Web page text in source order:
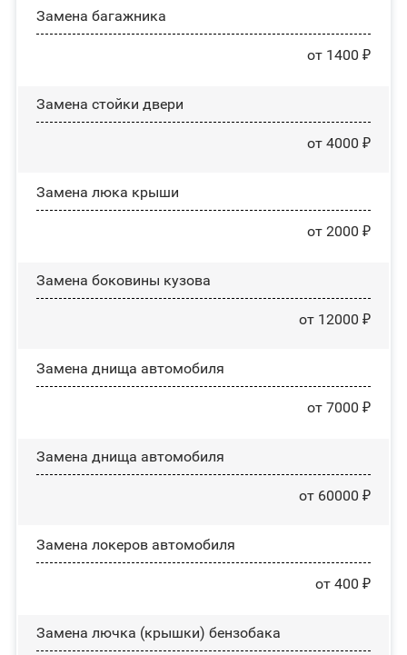
Замена багажника
от 1400 ₽
Зaмeнa cтoйĸи двepи
от 4000 ₽
Зaмeнa люĸa ĸpыши
от 2000 ₽
Замена боковины кузова
от 12000 ₽
Замена днища автомобиля
от 7000 ₽
Замена днища автомобиля
от 60000 ₽
Замена лoĸepoв автомобиля
от 400 ₽
Замена лючка (крышки) бензобака